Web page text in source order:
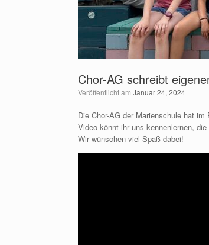
Chor-AG schreibt
Veröffentlicht am Januar 24, 2024
Die Chor-AG der Marienschule hat
Video könnt ihr uns kennenlernen,
Wir wünschen viel Spaß dabei!